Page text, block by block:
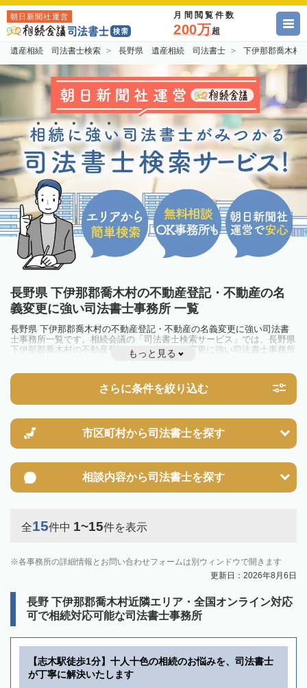
朝日新聞社運営 月間閲覧件数
200万超
遺産相続 司法書士検索 長野県 遺産相続 司法書士 下伊那郡喬木
長野県 下伊那郡喬木村の不動産登記・不動産の名
義変更に強い司法書士事務所 一覧
長野県 下伊那郡喬木村の不動産登記・不動産の名義変更に強い司法書
士事務所一覧です。相続会議の「司法書士検索サービス」では、長野県
下伊那郡喬木村の不動産登記・不動産の名義変更に強い司法書士事務所
を一覧で見ることが出来ます。相続のトラブルやお悩みを抱えている方
もっと見る
さらに条件を絞り込む
市区町村から司法書士を探す
相談内容から司法書士を探す
全15件中 1~15件を表示
各事務所の詳細情報とお問い合わせフォームは別ウィンドウで開きます
更新日：2026年8月6日
長野 下伊那郡喬木村近隣エリア・全国オンライン対応
可で相続対応可能な司法書士事務所
【志木駅徒歩1分】十人十色の相続のお悩みを、司法書士
が丁寧に解決いたします